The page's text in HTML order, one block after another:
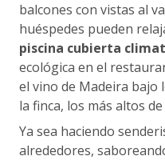
balcones con vistas al
huéspedes pueden
piscina cubierta
ecológica en el
el vino de Madeira bajo
la finca, los más altos de
Ya sea haciendo
alrededores,